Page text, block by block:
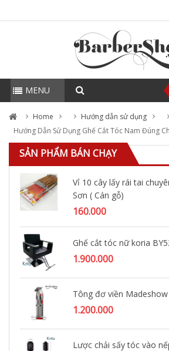
MENU
Home
Hướng dẫn sử dụng
Hướng Dẫn Sử Dụng Ghế Cắt Tóc Nam Đúng
SẢN PHẨM BÁN CHẠY
Vỉ 10 cây lấy rái tai
Sơn ( Cán gỗ)
160.000
Ghế cắt tóc nữ koria
1.900.000
Tông đơ viền
1.200.000
Lược chải sấy tóc vào